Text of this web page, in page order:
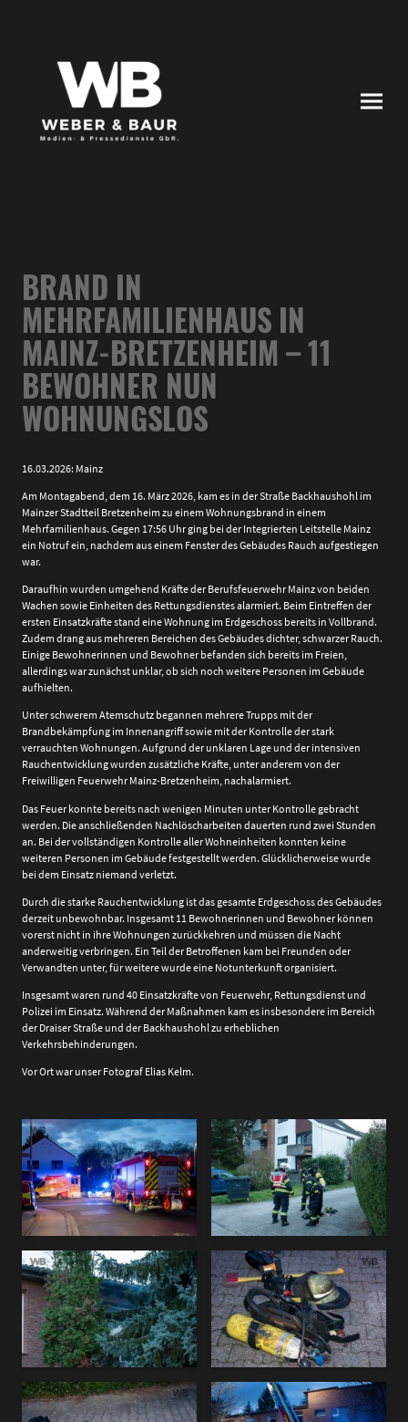
BRAND IN
MEHRFAMILIENHAUS IN
MAINZ-BRETZENHEIM – 11
BEWOHNER NUN
WOHNUNGSLOS
16.03.2026: Mainz
Am Montagabend, dem 16. März 2026, kam es in der Straße Backhaushohl im
Mainzer Stadtteil Bretzenheim zu einem Wohnungsbrand in einem
Mehrfamilienhaus. Gegen 17:56 Uhr ging bei der Integrierten Leitstelle Mainz
ein Notruf ein, nachdem aus einem Fenster des Gebäudes Rauch aufgestiegen
war.
Daraufhin wurden umgehend Kräfte der Berufsfeuerwehr Mainz von beiden
Wachen sowie Einheiten des Rettungsdienstes alarmiert. Beim Eintreffen der
ersten Einsatzkräfte stand eine Wohnung im Erdgeschoss bereits in Vollbrand.
Zudem drang aus mehreren Bereichen des Gebäudes dichter, schwarzer Rauch.
Einige Bewohnerinnen und Bewohner befanden sich bereits im Freien,
allerdings war zunächst unklar, ob sich noch weitere Personen im Gebäude
aufhielten.
Unter schwerem Atemschutz begannen mehrere Trupps mit der
Brandbekämpfung im Innenangriff sowie mit der Kontrolle der stark
verrauchten Wohnungen. Aufgrund der unklaren Lage und der intensiven
Rauchentwicklung wurden zusätzliche Kräfte, unter anderem von der
Freiwilligen Feuerwehr Mainz-Bretzenheim, nachalarmiert.
Das Feuer konnte bereits nach wenigen Minuten unter Kontrolle gebracht
werden. Die anschließenden Nachlöscharbeiten dauerten rund zwei Stunden
an. Bei der vollständigen Kontrolle aller Wohneinheiten konnten keine
weiteren Personen im Gebäude festgestellt werden. Glücklicherweise wurde
bei dem Einsatz niemand verletzt.
Durch die starke Rauchentwicklung ist das gesamte Erdgeschoss des Gebäudes
derzeit unbewohnbar. Insgesamt 11 Bewohnerinnen und Bewohner können
vorerst nicht in ihre Wohnungen zurückkehren und müssen die Nacht
anderweitig verbringen. Ein Teil der Betroffenen kam bei Freunden oder
Verwandten unter, für weitere wurde eine Notunterkunft organisiert.
Insgesamt waren rund 40 Einsatzkräfte von Feuerwehr, Rettungsdienst und
Polizei im Einsatz. Während der Maßnahmen kam es insbesondere im Bereich
der Draiser Straße und der Backhaushohl zu erheblichen
Verkehrsbehinderungen.
Vor Ort war unser Fotograf Elias Kelm.